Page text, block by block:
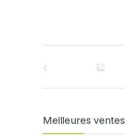
Meilleures ventes